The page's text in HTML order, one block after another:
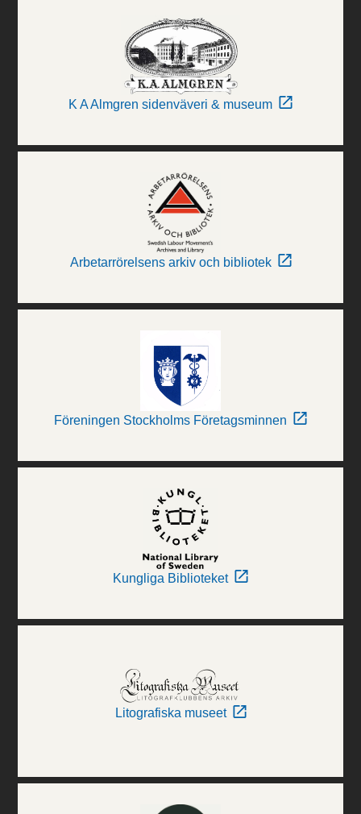
K A Almgren sidenväveri & museum
Arbetarrörelsens arkiv och bibliotek
Föreningen Stockholms Företagsminnen
Kungliga Biblioteket
Litografiska museet